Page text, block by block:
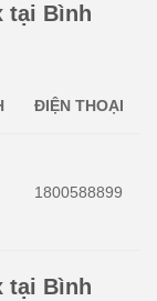
tại Bình
ĐIỆN THOẠI
1800588899
tại Bình